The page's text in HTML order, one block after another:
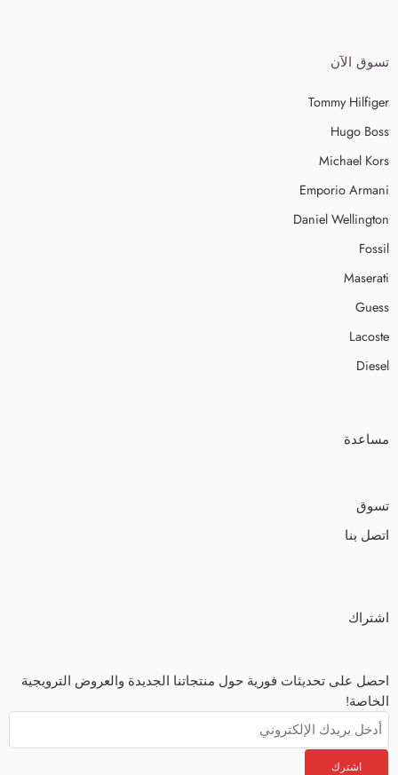
تسوق الآن
Tommy Hilfiger
Hugo Boss
Michael Kors
Emporio Armani
Daniel Wellington
Fossil
Maserati
Guess
Lacoste
Diesel
مساعدة
تسوق
اتصل بنا
اشتراك
احصل على تحديثات فورية حول منتجاتنا الجديدة والعروض الترويجية
الخاصة!